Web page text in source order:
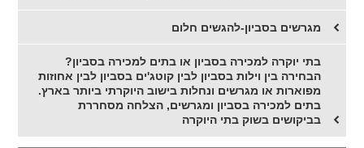
מגרשים בסביון-להגשים חלום
בתי יוקרה למכירה בסביון או בתים למכירה בסביון?
הבחירה בין וילות בסביון לבין קוטג'ים בסביון לבין אחוזות
מפוארות או מגרשים ונחלות בישוב היוקרתי ביותר בארץ.
בתים למכירה בסביון ומגרשים, הצלחה מסחררת
בביקושים בשוק בתי היוקרה